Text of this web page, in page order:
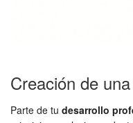
Creación de
Parte de tu desarrollo